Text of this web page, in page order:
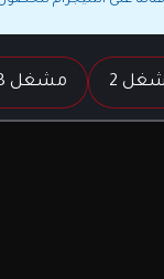
2 مشغل 3